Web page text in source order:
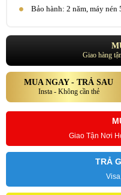
Bảo hành: 2 năm, máy nén
Giao hàng
MUA NGAY - TRẢ SAU
Insta - Không cần thẻ
Giao Tận Nơi
TRẢ